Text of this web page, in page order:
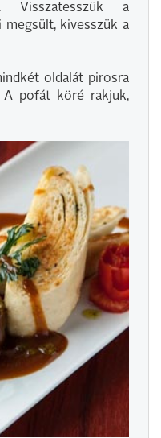
Visszatesszük a
megsült, kivesszük a
oldalát pirosra
A pofát köré rakjuk,